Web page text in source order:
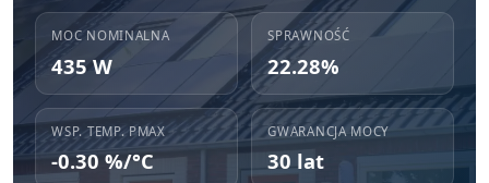
MOC NOMINALNA
435 W
SPRAWNOŚĆ
22.28%
WSP. TEMP. PMAX
-0.30 %/°C
GWARANCJA MOCY
30 lat